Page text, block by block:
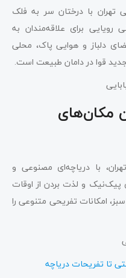
تهران با درختان سر به فلک
برای علاقه‌مندان به
دلباز و هوایی پاک، محلی
قوا در دامان طبیعت است.
مکان‌های
با دریاچه‌ای مصنوعی و
پیک‌نیک و لذت بردن از اوقات
امکانات تفریحی متنوعی را
تا تفریحات دریاچه